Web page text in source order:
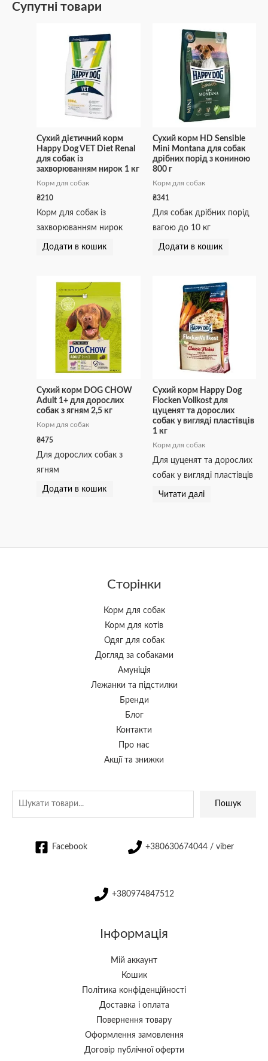
Супутні товари
Сухий дієтичний корм
Happy Dog VET Diet Renal
для собак із
захворюванням нирок 1 кг
Корм для собак
₴210
Корм для собак із
захворюванням нирок
Додати в кошик
Сухий корм HD Sensible
Mini Montana для собак
дрібних порід з кониною
800 г
Корм для собак
₴341
Для собак дрібних порід
вагою до 10 кг
Додати в кошик
Сухий корм DOG CHOW
Adult 1+ для дорослих
собак з ягням 2,5 кг
Корм для собак
₴475
Для дорослих собак з
ягням
Додати в кошик
Сухий корм Happy Dog
Flocken Vollkost для
цуценят та дорослих
собак у вигляді пластівців
1 кг
Корм для собак
Для цуценят та дорослих
собак у вигляді пластівців
Читати далі
Сторінки
Корм для собак
Корм для котів
Одяг для собак
Догляд за собаками
Амуніція
Лежанки та підстилки
Бренди
Блог
Контакти
Про нас
Акції та знижки
Пошук
Facebook +380630674044 / viber
+380974847512
Інформація
Мій аккаунт
Кошик
Політика конфіденційності
Доставка і оплата
Повернення товару
Оформлення замовлення
Договір публічної оферти